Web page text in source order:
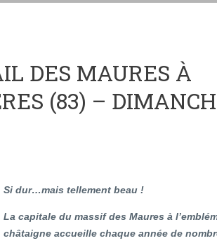
DES MAURES À
(83) –
Si dur…mais tellement beau !
La capitale du massif des Maures à
châtaigne accueille chaque année de